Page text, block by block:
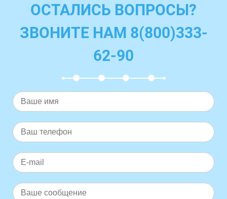
ОСТАЛИСЬ ВОПРОСЫ?
ЗВОНИТЕ НАМ 8(800)333-
62-90